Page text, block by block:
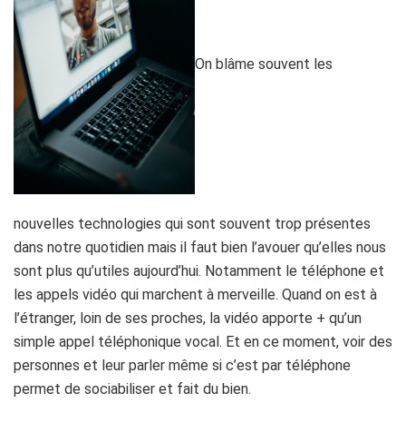
On blâme souvent les
nouvelles technologies qui sont souvent trop présentes
dans notre quotidien mais il faut bien l’avouer qu’elles nous
sont plus qu’utiles aujourd’hui. Notamment le téléphone et
les appels vidéo qui marchent à merveille. Quand on est à
l’étranger, loin de ses proches, la vidéo apporte + qu’un
simple appel téléphonique vocal. Et en ce moment, voir des
personnes et leur parler même si c’est par téléphone
permet de sociabiliser et fait du bien.